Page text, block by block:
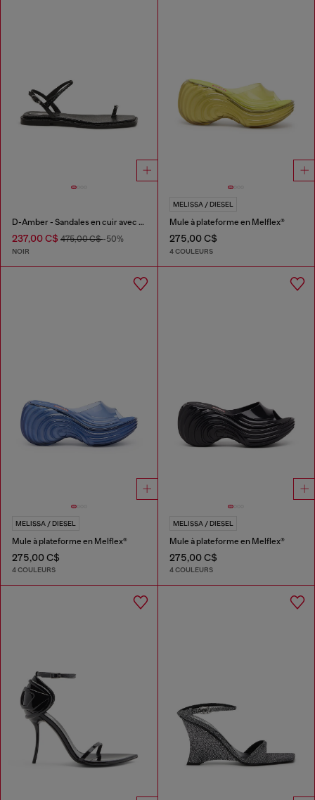
D-Amber - Sandales en cuir avec logo métallique
237,00 C$ 475,00 C$-50%
NOIR
MELISSA / DIESEL
Mule à plateforme en Melflex®
275,00 C$
4 COULEURS
MELISSA / DIESEL
Mule à plateforme en Melflex®
275,00 C$
4 COULEURS
MELISSA / DIESEL
Mule à plateforme en Melflex®
275,00 C$
4 COULEURS